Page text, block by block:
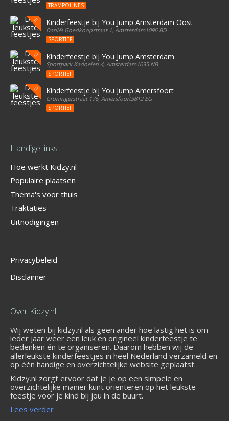
TRAMPOLINES
Kinderfeestje bij You Jump Amsterdam Oost
Daniël Goedkoopstraat 1, Amsterdam1096 BD
SPORTIEF
Kinderfeestje bij You Jump Amsterdam
Sportpark Kadoelen 4, Amsterdam1035 NB
SPORTIEF
Kinderfeestje bij You Jump Amersfoort
Groningerstraat 176, Amersfoort3812 EG
SPORTIEF
Handige links
Hoe werkt Kidzy.nl
Populaire plaatsen
Thema's voor thuis
Traktaties
Uitnodigingen
Privacybeleid
Disclaimer
Over Kidzy.nl
Wij weten bij kidzy.nl als geen ander hoe lastig het is om
ieder jaar weer een leuk en origineel kinderfeestje te
bedenken én te organiseren. Daarom hebben wij de
allerleukste kinderfeestjes in heel Nederland verzameld en
op één handige en overzichtelijke website geplaatst.
Kidzy.nl zorgt ervoor dat je je op een simpele en
overzichtelijke manier kunt oriënteren op het leukste
feestje voor je kind bij jou in de buurt.
Lees verder